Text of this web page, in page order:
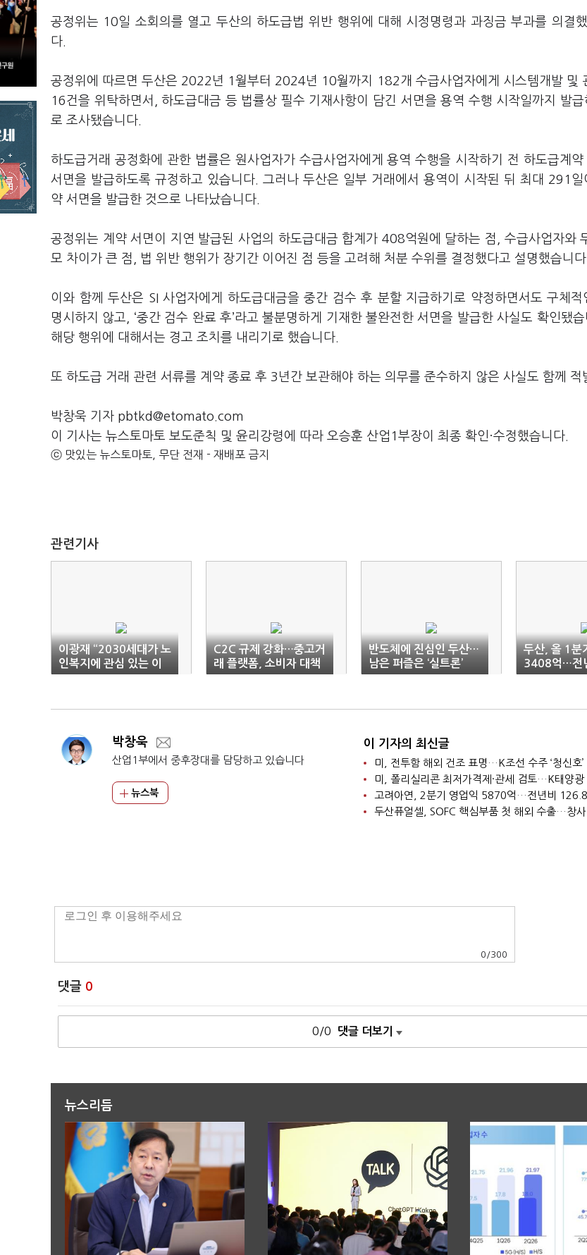
공정위는 10일 소회의를 열고 두산의 하도급법 위반 행위에 대해 시정명령과 과징금 부과를 의결
다.
공정위에 따르면 두산은 2022년 1월부터 2024년 10월까지 182개 수급사업자에게 시스템개발 및
16건을 위탁하면서, 하도급대금 등 법률상 필수 기재사항이 담긴 서면을 용역 수행 시작일까지 발
로 조사됐습니다.
하도급거래 공정화에 관한 법률은 원사업자가 수급사업자에게 용역 수행을 시작하기 전 하도급계
서면을 발급하도록 규정하고 있습니다. 그러나 두산은 일부 거래에서 용역이 시작된 뒤 최대 291일
약 서면을 발급한 것으로 나타났습니다.
공정위는 계약 서면이 지연 발급된 사업의 하도급대금 합계가 408억원에 달하는 점, 수급사업자와
모 차이가 큰 점, 법 위반 행위가 장기간 이어진 점 등을 고려해 처분 수위를 결정했다고 설명했습니다.
이와 함께 두산은 SI 사업자에게 하도급대금을 중간 검수 후 분할 지급하기로 약정하면서도 구체적
명시하지 않고, ‘중간 검수 완료 후’라고 불분명하게 기재한 불완전한 서면을 발급한 사실도 확인됐
해당 행위에 대해서는 경고 조치를 내리기로 했습니다.
또 하도급 거래 관련 서류를 계약 종료 후 3년간 보관해야 하는 의무를 준수하지 않은 사실도 함께 적
박창욱 기자 pbtkd@etomato.com
이 기사는 뉴스토마토 보도준칙 및 윤리강령에 따라 오승훈 산업1부장이 최종 확인·수정했습니다.
ⓒ 맛있는 뉴스토마토, 무단 전재 - 재배포 금지
관련기사
이광재 “2030세대가 노
인복지에 관심 있는 이
유는…”
C2C 규제 강화…중고거
래 플랫폼, 소비자 대책
'잰걸음'
반도체에 진심인 두산…
남은 퍼즐은 ‘실트론’
두산, 올 1분
3408억…전
7%↑
박창욱
산업1부에서 중후장대를 담당하고 있습니다
뉴스북
이 기자의 최신글
미, 전투함 해외 건조 표명…K조선 수주 ‘청신호’
미, 폴리실리콘 최저가격제·관세 검토…K태양광
고려아연, 2분기 영업익 5870억…전년비
두산퓨얼셀, SOFC 핵심부품 첫 해외 수출…창
0 /300
댓글 0
0/0 댓글 더보기
뉴스리듬